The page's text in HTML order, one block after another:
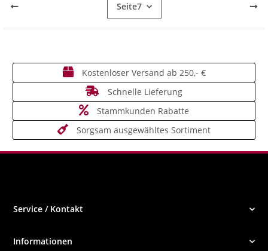
Seite7
Kostenloser Versand ab 250,- €
Schnelle Lieferung
Stammkunden Rabatte
Sorgsam ausgewähltes Sortiment
Service / Kontakt
Informationen